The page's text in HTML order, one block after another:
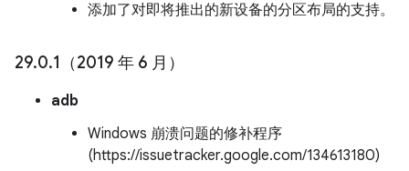
添加了对即将推出的新设备的分区布局的支持。
29.0.1（2019 年 6 月）
adb
Windows 崩溃问题的修补程序
(https://issuetracker.google.com/134613180)